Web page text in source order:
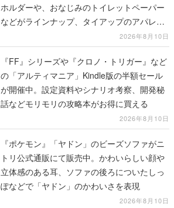
ホルダーや、おなじみのトイレットペーパー
などがラインナップ、タイアップのアパレル
グッズも公開され映画と現実世界が「つなが
る」
2026年8月10日
『FF』シリーズや『クロノ・トリガー』など
の「アルティマニア」Kindle版の半額セール
が開催中。設定資料やシナリオ考察、開発秘
話などモリモリの攻略本がお得に買える
2026年8月10日
『ポケモン』「ヤドン」のビーズソファがニ
トリ公式通販にて販売中。かわいらしい顔や
立体感のある耳、ソファの後ろについたしっ
ぽなどで「ヤドン」のかわいさを表現
2026年8月10日